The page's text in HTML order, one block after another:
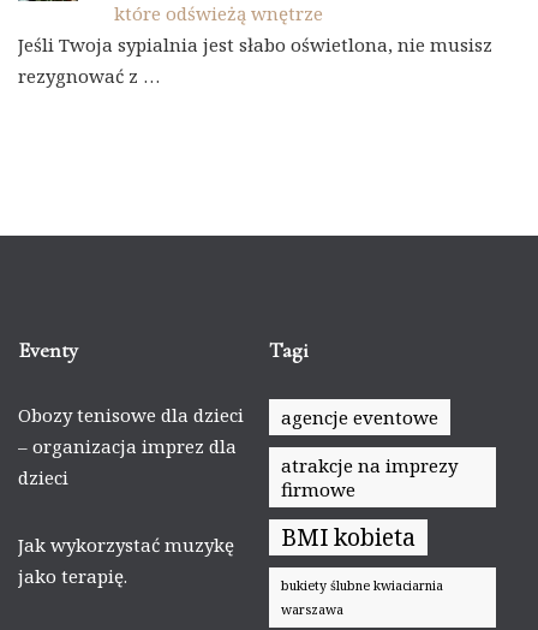
które odświeżą wnętrze
Jeśli Twoja sypialnia jest słabo oświetlona, nie musisz
rezygnować z …
Eventy
Obozy tenisowe dla dzieci
– organizacja imprez dla
dzieci
Jak wykorzystać muzykę
jako terapię.
Tagi
agencje eventowe
atrakcje na imprezy
firmowe
BMI kobieta
bukiety ślubne kwiaciarnia
warszawa